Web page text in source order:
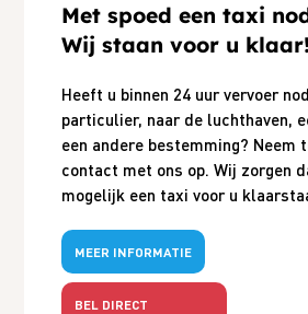
Met spoed een taxi
Wij staan voor u klaar!
Heeft u binnen 24 uur vervoer
particulier, naar de luchthaven,
een andere bestemming? Neem
contact met ons op. Wij zorgen
mogelijk een taxi voor u
MEER INFORMATIE
BEL DIRECT